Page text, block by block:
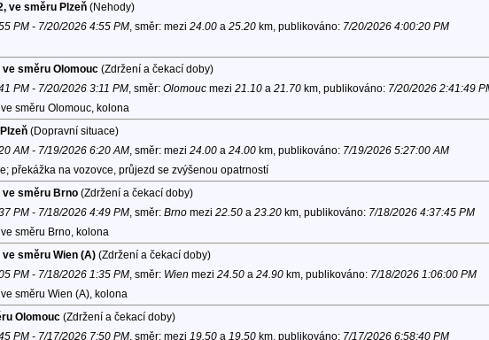
ve směru Plzeň(Nehody)
PM - 7/20/2026 4:55 PM, směr: mezi 24.00a 25.20km, publikováno: 7/20/2026 4:00:20 PM
ve směru Olomouc(Zdržení a čekací doby)
PM - 7/20/2026 3:11 PM, směr: Olomoucmezi 21.10a 21.70km, publikováno: 7/20/2026 2:41:49
směru Olomouc, kolona
(Dopravní situace)
AM - 7/19/2026 6:20 AM, směr: mezi 24.00a 24.00km, publikováno: 7/19/2026 5:27:00 AM
překážka na vozovce, průjezd se zvýšenou opatrností
ve směru Brno(Zdržení a čekací doby)
PM - 7/18/2026 4:49 PM, směr: Brnomezi 22.50a 23.20km, publikováno: 7/18/2026 4:37:45 PM
směru Brno, kolona
ve směru Wien (A)(Zdržení a čekací doby)
PM - 7/18/2026 1:35 PM, směr: Wien mezi 24.50a 24.90km, publikováno: 7/18/2026 1:06:00 PM
směru Wien (A), kolona
Olomouc(Zdržení a čekací doby)
PM - 7/17/2026 7:50 PM, směr: mezi 19.50a 19.50km, publikováno: 7/17/2026 6:58:40 PM